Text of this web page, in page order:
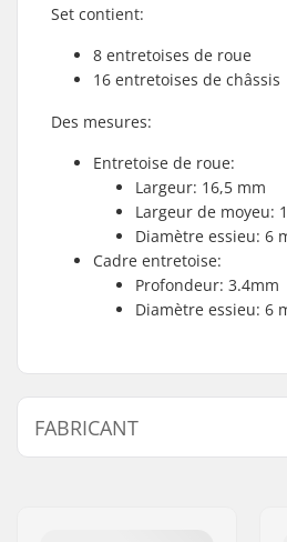
Set contient:
8 entretoises de roue
16 entretoises de châssis
Des mesures:
Entretoise de roue:
Largeur: 16,5 mm
Largeur de moyeu:
Diamètre essieu: 6
Cadre entretoise:
Profondeur: 3.4mm
Diamètre essieu: 6
FABRICANT